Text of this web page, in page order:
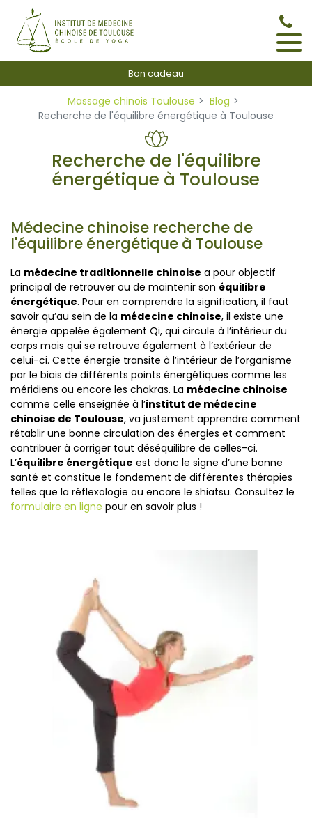
Bon cadeau
Massage chinois Toulouse
Blog
Recherche de l'équilibre énergétique à Toulouse
Recherche de l'équilibre
énergétique à Toulouse
Médecine chinoise recherche de
l'équilibre énergétique à Toulouse
La médecine traditionnelle chinoise a pour objectif
principal de retrouver ou de maintenir son équilibre
énergétique. Pour en comprendre la signification, il faut
savoir qu’au sein de la médecine chinoise, il existe une
énergie appelée également Qi, qui circule à l’intérieur du
corps mais qui se retrouve également à l’extérieur de
celui-ci. Cette énergie transite à l’intérieur de l’organisme
par le biais de différents points énergétiques comme les
méridiens ou encore les chakras. La médecine chinoise
comme celle enseignée à l’institut de médecine
chinoise de Toulouse, va justement apprendre comment
rétablir une bonne circulation des énergies et comment
contribuer à corriger tout déséquilibre de celles-ci.
L’équilibre énergétique est donc le signe d’une bonne
santé et constitue le fondement de différentes thérapies
telles que la réflexologie ou encore le shiatsu. Consultez le
formulaire en ligne pour en savoir plus !
Panneau de gestion des cookies